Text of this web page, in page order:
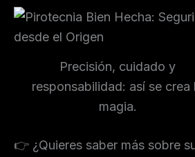
Precisión, cuidado y
responsabilidad: así se crea
magia.
👉 ¿Quieres saber más sobre